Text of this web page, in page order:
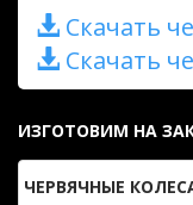
Скачать
Скачать
ИЗГОТОВИМ НА
ЧЕРВЯЧ­НЫЕ